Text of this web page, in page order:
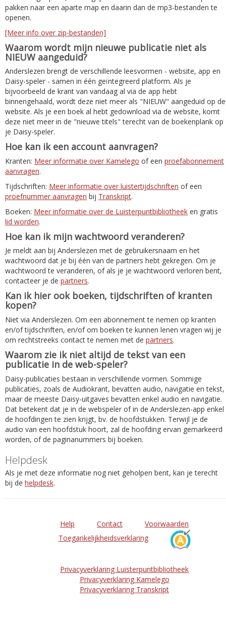
pakken naar een aparte map en daarin dan de mp3-bestanden te
openen.
[Meer info over zip-bestanden]
Waarom wordt mijn nieuwe publicatie niet als
NIEUW aangeduid?
Anderslezen brengt de verschillende leesvormen - website, app en
Daisy-speler - samen in één geïntegreerd platform. Als je
bijvoorbeeld de krant van vandaag al via de app hebt
binnengehaald, wordt deze niet meer als "NIEUW" aangeduid op de
website. Als je een boek al hebt gedownload via de website, komt
deze niet meer in de "nieuwe titels" terecht van de boekenplank op
je Daisy-speler.
Hoe kan ik een account aanvragen?
Kranten: Meer informatie over Kamelego of een proefabonnement
aanvragen.
Tijdschriften: Meer informatie over luistertijdschriften of een
proefnummer aanvragen bij Transkript.
Boeken: Meer informatie over de Luisterpuntbibliotheek en gratis
lid worden.
Hoe kan ik mijn wachtwoord veranderen?
Je meldt aan bij Anderslezen met de gebruikersnaam en het
wachtwoord dat je bij één van de partners hebt gekregen. Om je
wachtwoord te veranderen, of als je je wachtwoord verloren bent,
contacteer je de partners.
Kan ik hier ook boeken, tijdschriften of kranten
kopen?
Niet via Anderslezen. Om een abonnement te nemen op kranten
en/of tijdschriften, en/of om boeken te kunnen lenen vragen wij je
om rechtstreeks contact te nemen met de partners.
Waarom zie ik niet altijd de tekst van een
publicatie in de web-speler?
Daisy-publicaties bestaan in verschillende vormen. Sommige
publicaties, zoals de Audiokrant, bevatten audio, navigatie en tekst,
maar de meeste Daisy-uitgaves bevatten enkel audio en navigatie.
Dat betekent dat je in de webspeler of in de Anderslezen-app enkel
de hoofdingen te zien krijgt, bv. de hoofdstukken. Terwijl je de
audio van een hoofdstuk hoort, zal de hoofding ervan gemarkeerd
worden, of de paginanummers bij boeken.
Helpdesk
Als je met deze informatie nog niet geholpen bent, kan je terecht
bij de helpdesk.
Help Contact
Voorwaarden
Toegankelijkheidsverklaring
Privacyverklaring Luisterpuntbibliotheek
Privacyverklaring Kamelego
Privacyverklaring Transkript